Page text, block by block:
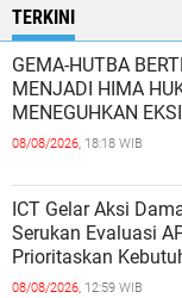
TERKINI
GEMA-HUTBA
MENJADI HIMA
MENEGUHKAN
MAHASISWA
08/08/2026, 18:18 WIB
ICT Gelar Aksi
Serukan Evaluasi
Prioritaskan
Belum Saat nya
08/08/2026, 12:59 WIB